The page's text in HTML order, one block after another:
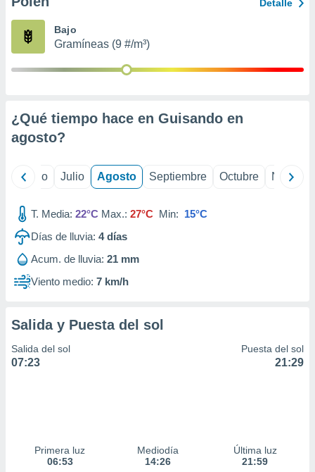
publicidad
1199
Detalle
Bajo
Gramíneas (9 #/m³)
¿Qué tiempo hace en Guisando en
agosto?
Junio Julio Agosto Septiembre Octubre
T. Media: 22°C Max.: 27°C Min: 15°C
Días de lluvia: 4días
Acum. de lluvia: 21 mm
Viento medio: 7 km/h
Salida y Puesta del sol
Salida del sol
07:23
Puesta del sol
21:29
Primera luz
06:53
Mediodía
14:26
Última luz
21:59